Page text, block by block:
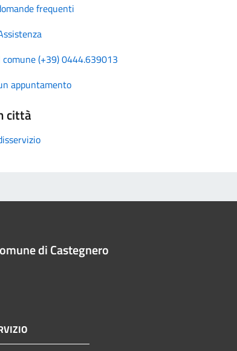
frequenti
comune (+39) 0444.639013
appuntamento
città
di Castegnero